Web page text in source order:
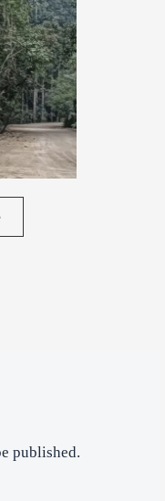
published.